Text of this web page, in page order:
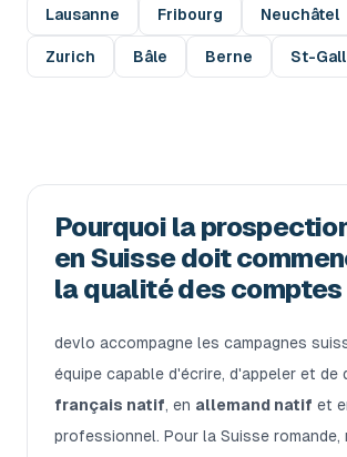
Lausanne Fribourg Neuchâtel
Zurich Bâle Berne St-Gall
Pourquoi la
en Suisse doit
la qualité des comptes
devlo accompagne les campagnes
équipe capable d'écrire, d'appeler et de
français natif, en allemand natif et
professionnel. Pour la Suisse romande,